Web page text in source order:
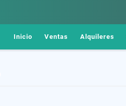
Inicio Ventas Alquileres